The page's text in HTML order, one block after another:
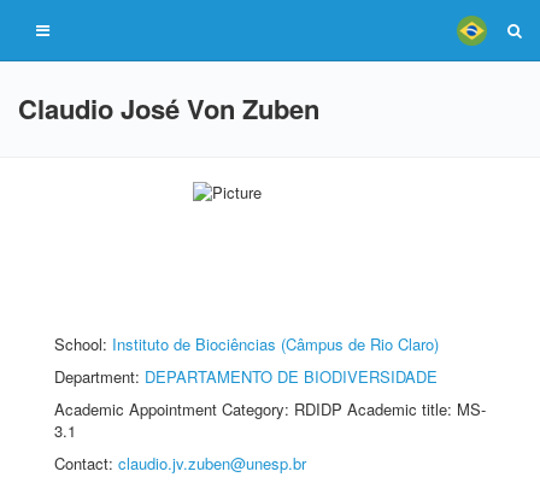
Claudio José Von Zuben
School: Instituto de Biociências (Câmpus de Rio Claro)
Department: DEPARTAMENTO DE BIODIVERSIDADE
Academic Appointment Category: RDIDP Academic title: MS-
3.1
Contact: claudio.jv.zuben@unesp.br